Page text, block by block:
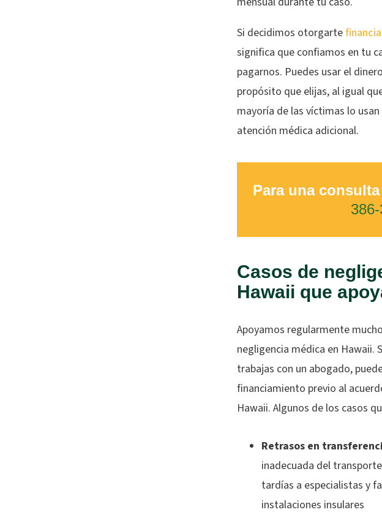
Si decidimos otorgarte
significa que confiamos en tu
pagarnos. Puedes usar el
propósito que elijas, al igual
mayoría de las víctimas lo
atención médica adicional.
Para una
Casos de
Hawaii que
Apoyamos regularmente
negligencia médica en Hawaii.
trabajas con un abogado,
financiamiento previo al
Hawaii. Algunos de los casos
Retrasos en
inadecuada del
tardías a especialistas y
instalaciones insulares